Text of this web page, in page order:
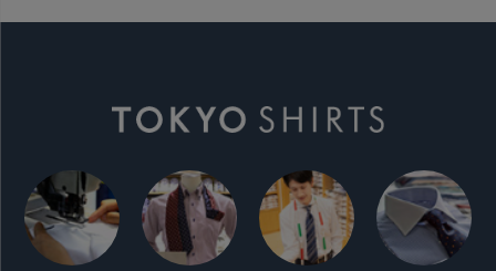
チーフ：29×29cm
原産国